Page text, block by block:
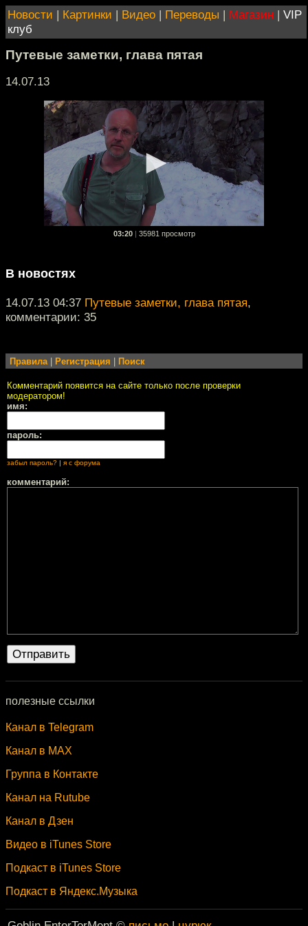
Новости | Картинки | Видео | Переводы | Магазин | VIP
клуб
Путевые заметки, глава пятая
14.07.13
03:20 35981 просмотр
В новостях
14.07.13 04:37 Путевые заметки, глава пятая,
комментарии: 35
Правила| Регистрация Поиск
Комментарий появится на сайте только после проверки
модератором!
имя:
пароль:
забыл пароль? я с форума
комментарий:
полезные ссылки
Канал в Telegram
Канал в MAX
Группа в Контакте
Канал на Rutube
Канал в Дзен
Видео в iTunes Store
Подкаст в iTunes Store
Подкаст в Яндекс.Музыка